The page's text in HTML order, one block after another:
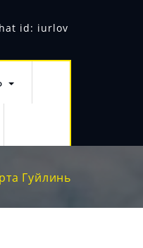
id: iurlov
Гуйлинь